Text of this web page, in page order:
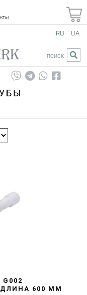
RU UA
ПОИСК
600 ММ